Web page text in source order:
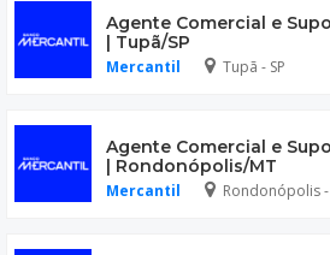
Agente Comercial e
| Tupã/SP
Mercantil Tupã - SP
Agente Comercial e
| Rondonópolis/MT
Mercantil Rondonópolis